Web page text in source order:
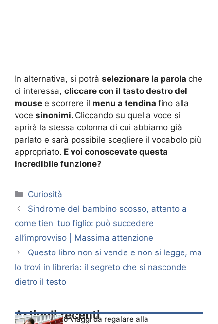
In alternativa, si potrà selezionare la parola che
ci interessa, cliccare con il tasto destro del
mouse e scorrere il menu a tendina fino alla
voce sinonimi. Cliccando su quella voce si
aprirà la stessa colonna di cui abbiamo già
parlato e sarà possibile scegliere il vocabolo più
appropriato. E voi conoscevate questa
incredibile funzione?
Categorie
Curiosità
Sindrome del bambino scosso, attento a
come tieni tuo figlio: può succedere
all’improvviso | Massima attenzione
Questo libro non si vende e non si legge, ma
lo trovi in libreria: il segreto che si nasconde
dietro il testo
Articoli recenti6 viaggi da regalare alla